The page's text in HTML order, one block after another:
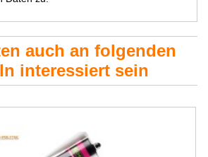
auch an folgenden
interessiert sein